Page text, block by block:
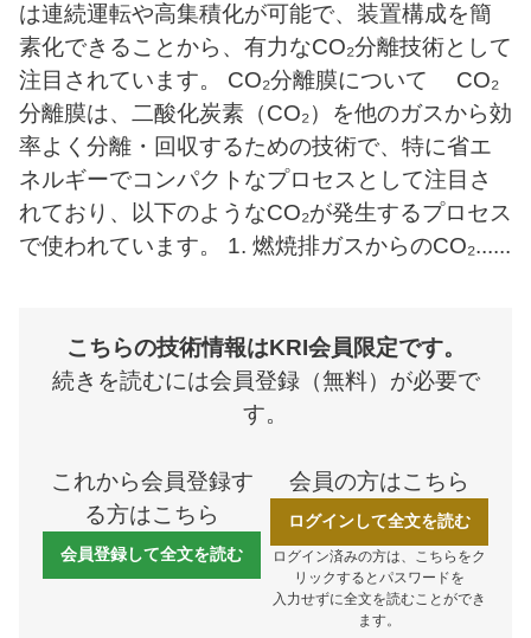
採用情報
ブランドサイト
JP
会員ページ
お問い合わせ
は連続運転や高集積化が可能で、装置構成を簡
素化できることから、有力なCO₂分離技術として
注目されています。 CO₂分離膜について CO₂
分離膜は、二酸化炭素（CO₂）を他のガスから効
率よく分離・回収するための技術で、特に省エ
ネルギーでコンパクトなプロセスとして注目さ
れており、以下のようなCO₂が発生するプロセス
で使われています。 1. 燃焼排ガスからのCO₂......
こちらの技術情報はKRI会員限定です。
続きを読むには会員登録（無料）が必要で
す。
これから会員登録す
る方はこちら
会員登録して全文を読む
会員の方はこちら
ログインして全文を読む
ログイン済みの方は、こちらをク
リックするとパスワードを
入力せずに全文を読むことができ
ます。